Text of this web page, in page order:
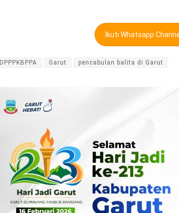
Ikuti Whatsapp
DPPPKBPPA Garut pencabulan balita di Garut